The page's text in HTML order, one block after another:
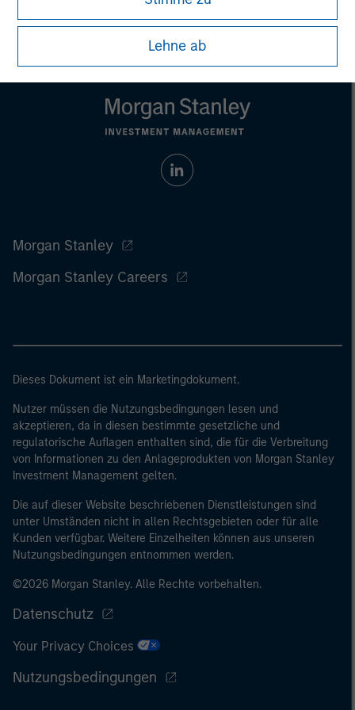
Lehne ab
Morgan Stanley
Morgan Stanley Careers
Dieses Dokument ist ein Marketingdokument.
Nutzer müssen die Nutzungsbedingungen lesen und
akzeptieren, da in diesen bestimmte gesetzliche und
regulatorische Auflagen enthalten sind, die für die Verbreitung
von Informationen zu den Anlageprodukten von Morgan Stanley
Investment Management gelten.
Die auf dieser Website beschriebenen Dienstleistungen sind
unter Umständen nicht in allen Rechtsgebieten oder für alle
Kunden verfügbar. Weitere Einzelheiten können aus unseren
Nutzungsbedingungen entnommen werden.
©2026 Morgan Stanley. Alle Rechte vorbehalten.
Datenschutz
Your Privacy Choices
Nutzungsbedingungen